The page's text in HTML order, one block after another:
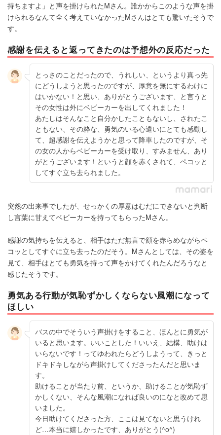
持ちますよ」と声を掛けられたMさん。誰かからこのような声を掛
けられるなんて全く考えていなかったMさんはとても驚いたそうで
す。
感謝を伝えると返ってきたのは予想外の反応だった
とっさのことだったので、うれしい、というより真っ先
にどうしようと思ったのですが、厚意を無にするわけに
はいかない！と思い、ありがとうございます、と言うと
その女性は外にベビーカーを出してくれました！
あたしはそんなこと自分かしたこともないし、されたこ
ともない、その粋な、勇気のいる心遣いにとても感動し
て、超感謝を伝えようかと思って降車したのですが、そ
の女の人からベビーカーを受け取り、すみません、あり
がとうございます！というと顔を赤くされて、ペコッと
してすぐ立ち去られました。
突然の出来事でしたが、せっかくの厚意はむだにできないと判断
し言葉に甘えてベビーカーを持ってもらったMさん。
感謝の気持ちを伝えると、相手はただ無言で顔を赤らめながらペ
コッとしてすぐに立ち去ったのだそう。Mさんとしては、その姿を
見て、相手はとても勇気を持って声をかけてくれたんだろうなと
感じたそうです。
勇気ある行動が気恥ずかしくならない風潮になって
ほしい
バスの中でそういう声掛けをすること、ほんとに勇気が
いると思います。いいことした！いいえ、結構、助けは
いらないです！ってゆわれたらどうしようって、きっと
ドキドキしながら声掛けしてくださったんだと思いま
す。
助けることが当たり前、というか、助けることが気恥ず
かしくない、そんな風潮になれば良いのになと改めて思
いました。
今日助けてくださった方、ここは見てないと思うけれ
ど…本当に嬉しかったです、ありがとう(^o^)